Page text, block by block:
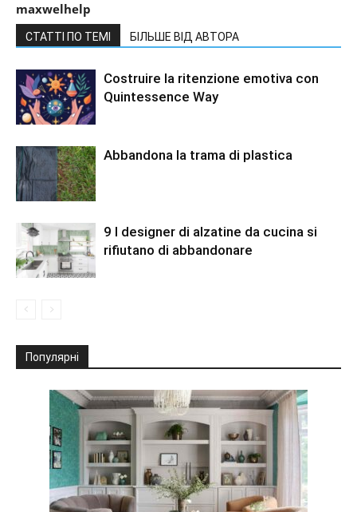
maxwelhelp
СТАТТІ ПО ТЕМІ БІЛЬШЕ ВІД АВТОРА
Costruire la ritenzione emotiva con
Quintessence Way
Abbandona la trama di plastica
9 I designer di alzatine da cucina si
rifiutano di abbandonare
Популярні